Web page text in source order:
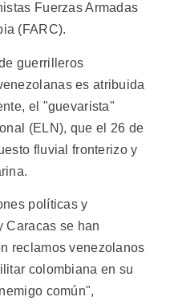
Fuerzas Armadas
(FARC).
guerrilleros
es atribuida
el "guevarista"
(ELN), que el 26 de
fluvial fronterizo y
políticas y
Caracas se han
reclamos venezolanos
colombiana en su
común",